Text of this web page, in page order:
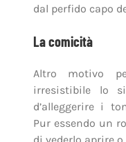
dal perfido capo
La comicità
Altro motivo
irresistibile lo
d’alleggerire i
Pur essendo un